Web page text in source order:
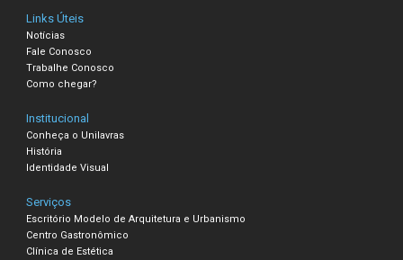
Links Úteis
Notícias
Fale Conosco
Trabalhe Conosco
Como chegar?
Institucional
Conheça o Unilavras
História
Identidade Visual
Serviços
Escritório Modelo de Arquitetura e Urbanismo
Centro Gastronômico
Clínica de Estética